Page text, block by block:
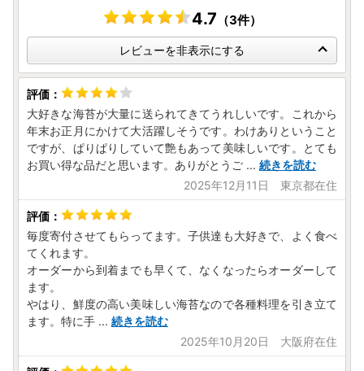
4.7 （3件）
レビューを非表示にする
大好きな海苔が大量に送られてきてうれしいです。これから
年末お正月にかけて大活躍しそうです。わけありということ
ですが、ぱりぱりしていて艶もあって美味しいです。とても
お買い得な品だと思います。ありがとうご ... 続きを読む
2025年12月11日 東京都在住
毎度寄付させてもらってます。子供達も大好きで、よく食べ
てくれます。
オーダーから到着までも早くて、なくなったらオーダーして
ます。
やはり、鮮度の高い美味しい海苔なので各種料理を引き立て
ます。特に手 ... 続きを読む
2025年10月20日 大阪府在住